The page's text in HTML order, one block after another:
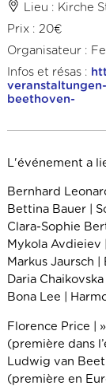
Lieu : Kirche
Prix : 20€
Organisateur :
Infos et résas :
beethoven-
L'événement a
Bernhard
Bettina Bauer |
Clara-Sophie
Mykola Avdieiev
Markus Jaursch |
Daria
Bona Lee |
Florence Price |
(première dans
Ludwig van
(première en